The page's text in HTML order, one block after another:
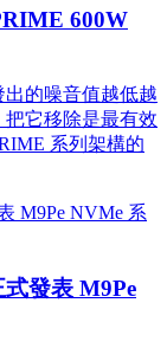
600W
的噪音值越低越
它移除是最有效
系列架構的
發表 M9Pe